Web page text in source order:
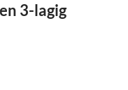
3-lagig